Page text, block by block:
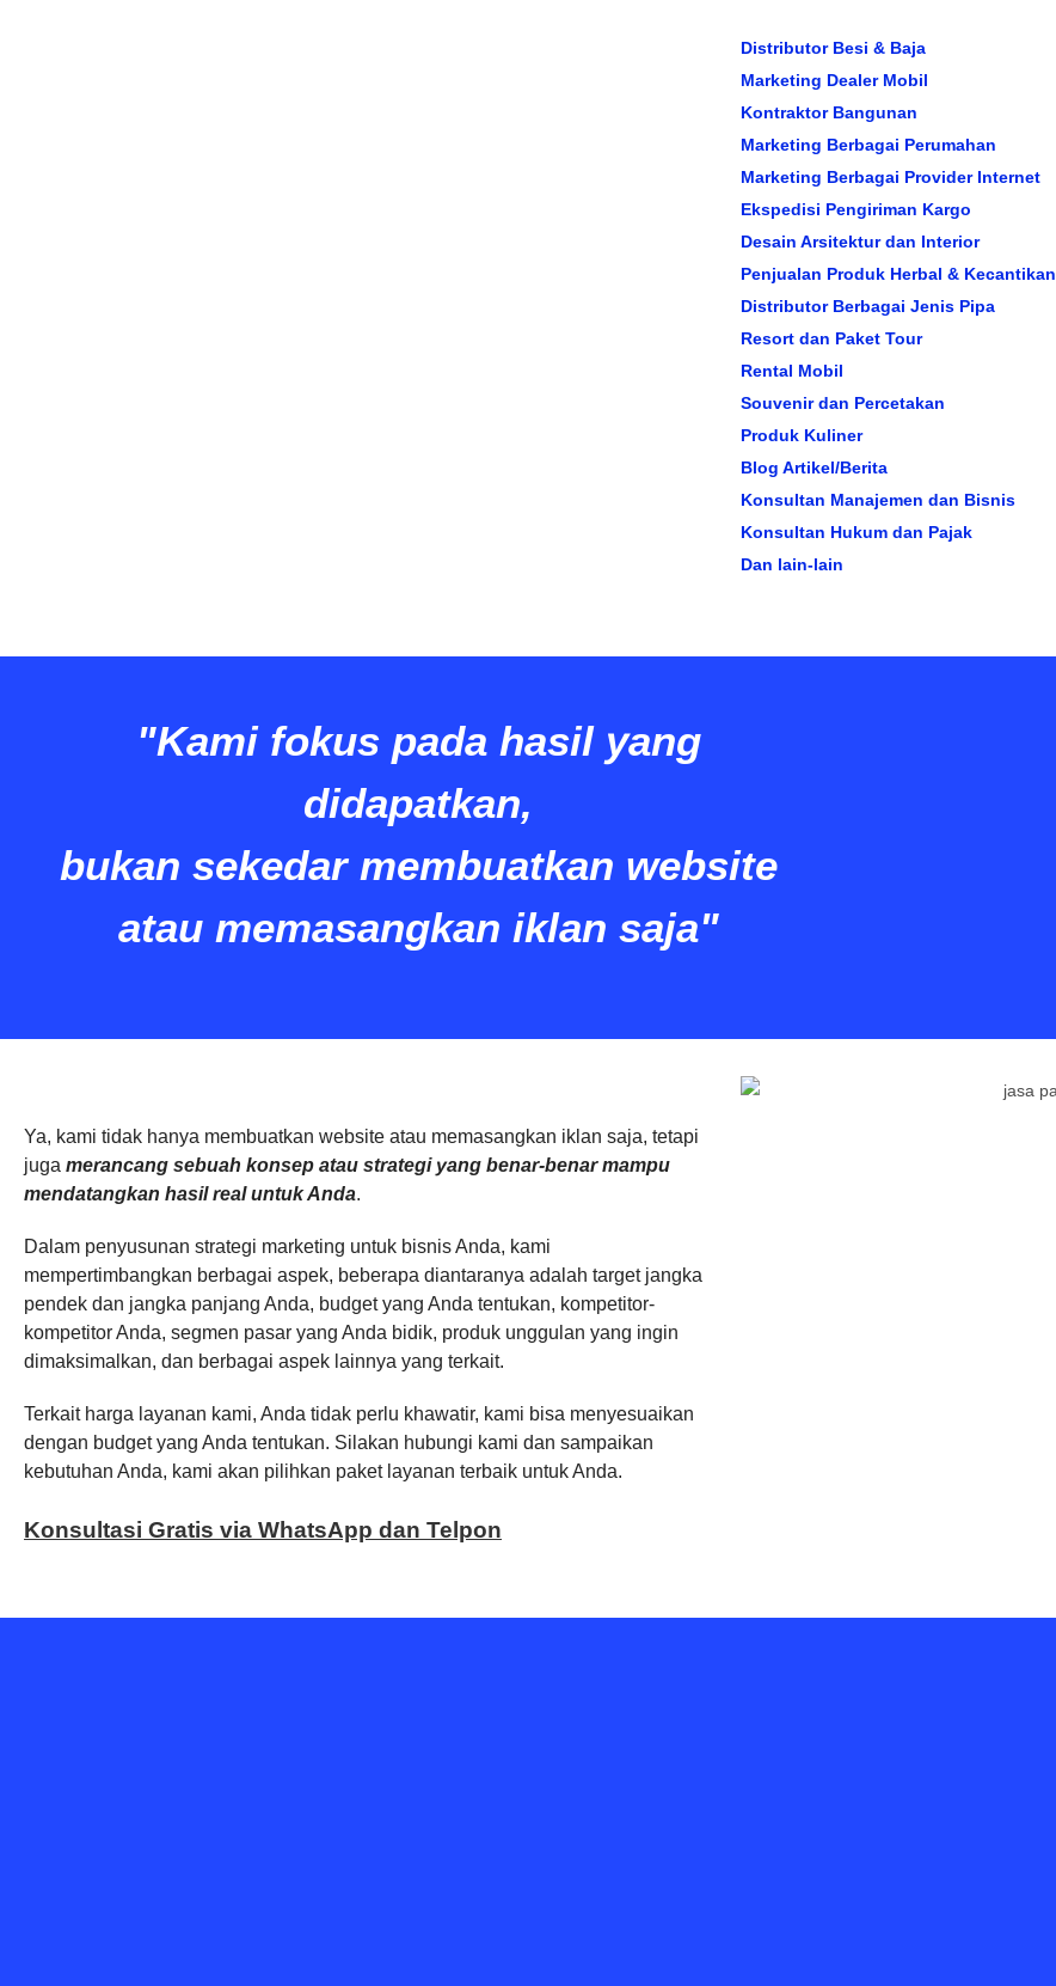
Distributor Besi & Baja
Marketing Dealer Mobil
Kontraktor Bangunan
Marketing Berbagai Perumahan
Marketing Berbagai Provider Internet
Ekspedisi Pengiriman Kargo
Desain Arsitektur dan Interior
Penjualan Produk Herbal & Kecantikan
Distributor Berbagai Jenis Pipa
Resort dan Paket Tour
Rental Mobil
Souvenir dan Percetakan
Produk Kuliner
Blog Artikel/Berita
Konsultan Manajemen dan Bisnis
Konsultan Hukum dan Pajak
Dan lain-lain
"Kami fokus pada hasil yang
didapatkan,
bukan sekedar membuatkan website
atau memasangkan iklan saja"
Ya, kami tidak hanya membuatkan website atau memasangkan iklan saja, tetapi
juga merancang sebuah konsep atau strategi yang benar-benar mampu
mendatangkan hasil real untuk Anda.
Dalam penyusunan strategi marketing untuk bisnis Anda, kami
mempertimbangkan berbagai aspek, beberapa diantaranya adalah target jangka
pendek dan jangka panjang Anda, budget yang Anda tentukan, kompetitor-
kompetitor Anda, segmen pasar yang Anda bidik, produk unggulan yang ingin
dimaksimalkan, dan berbagai aspek lainnya yang terkait.
Terkait harga layanan kami, Anda tidak perlu khawatir, kami bisa menyesuaikan
dengan budget yang Anda tentukan. Silakan hubungi kami dan sampaikan
kebutuhan Anda, kami akan pilihkan paket layanan terbaik untuk Anda.
Konsultasi Gratis via WhatsApp dan Telpon